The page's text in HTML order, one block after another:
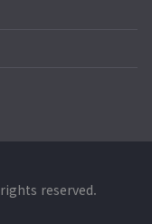
reserved.